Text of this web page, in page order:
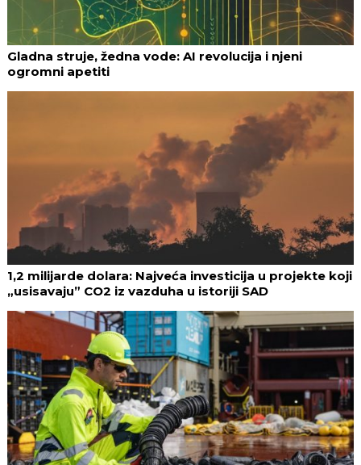
Gladna struje, žedna vode: AI revolucija i njeni
ogromni apetiti
1,2 milijarde dolara: Najveća investicija u projekte koji
„usisavaju” CO2 iz vazduha u istoriji SAD